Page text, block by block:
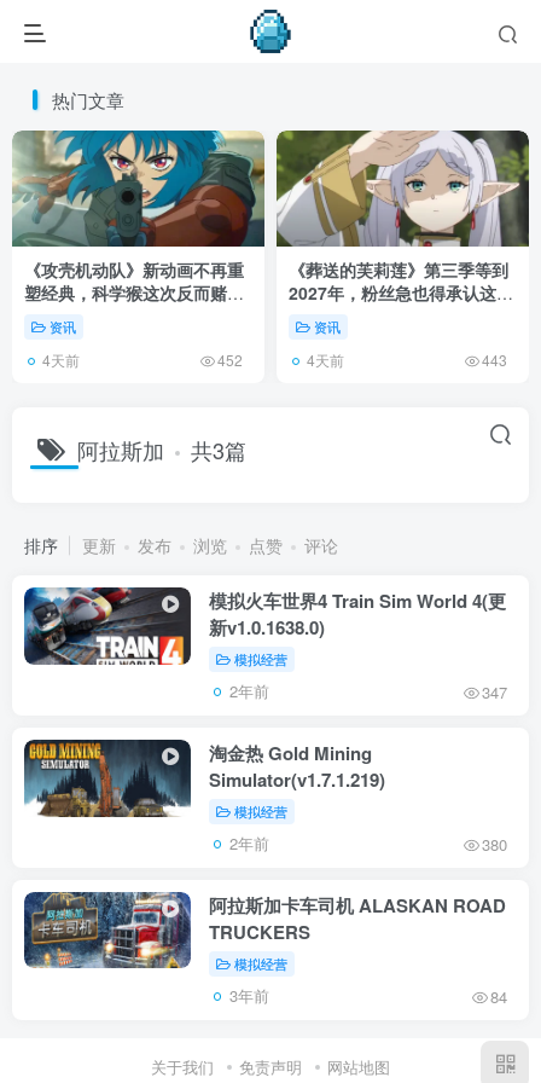
热门文章
《攻壳机动队》新动画不再重
塑经典，科学猴这次反而赌对
了！资讯
4天前 452
《葬送的芙莉莲》第三季等到
2027年，粉丝急也得承认这次
慢得有道理！
资讯
4天前 443
阿拉斯加 共3篇
排序 更新 发布 浏览 点赞 评论
模拟火车世界4 Train Sim World 4(更
新v1.0.1638.0)
模拟经营
2年前 347
淘金热 Gold Mining
Simulator(v1.7.1.219)
模拟经营
2年前 380
阿拉斯加卡车司机 ALASKAN ROAD
TRUCKERS
模拟经营
3年前 84
关于我们 免责声明 网站地图